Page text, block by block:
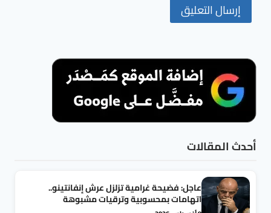
أحدث المقالات
عاجل: فضيحة غرامية تزلزل عرش إنفانتينو..
اتهامات بمحسوبية وترقيات مشبوهة